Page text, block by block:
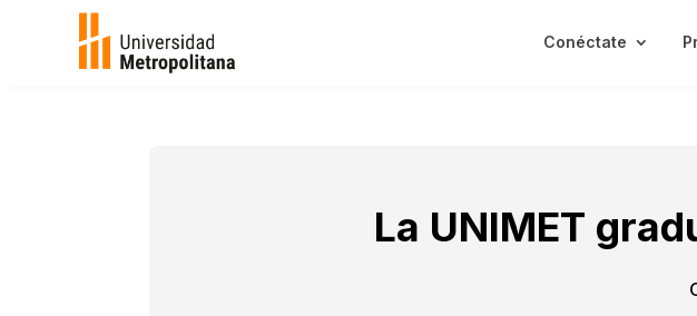
Conéctate
La UNIMET